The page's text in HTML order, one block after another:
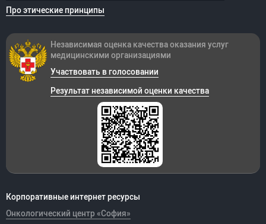
Про этические принципы
Корпоративные интернет ресурсы
Онкологический центр «София»
Независимая оценка качества оказания услуг
медицинскими организациями
Участвовать в голосовании
Результат независимой оценки качества